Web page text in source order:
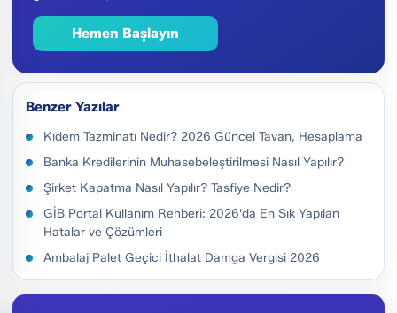
Hemen Başlayın
Benzer Yazılar
Kıdem Tazminatı Nedir? 2026 Güncel Tavan, Hesaplama
Banka Kredilerinin Muhasebeleştirilmesi Nasıl Yapılır?
Şirket Kapatma Nasıl Yapılır? Tasfiye Nedir?
GİB Portal Kullanım Rehberi: 2026'da En Sık Yapılan
Hatalar ve Çözümleri
Ambalaj Palet Geçici İthalat Damga Vergisi 2026